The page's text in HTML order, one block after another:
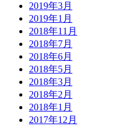
2019年3月
2019年1月
2018年11月
2018年7月
2018年6月
2018年5月
2018年3月
2018年2月
2018年1月
2017年12月